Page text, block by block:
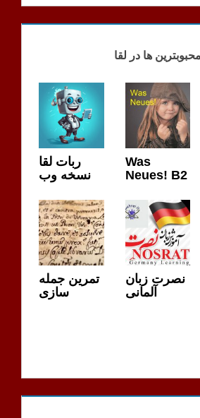
MÖGLICHKEITEN
محبوبترین ها در لقا
ربات لقا
نسخه وب
Was
Neues! B2
تمرین جمله
سازی
نصرت زبان
آلمانی